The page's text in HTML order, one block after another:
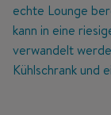
echte Lounge
kann in eine
verwandelt
Kühlschrank und